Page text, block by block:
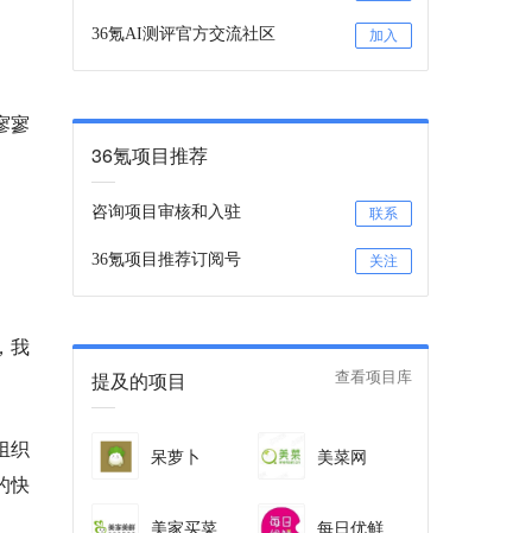
寥
我
织
快
36氪AI测评官方交流社区 加入
36氪项目推荐
咨询项目审核和入驻 联系
36氪项目推荐订阅号 关注
提及的项目 查看项目库
呆萝卜 美菜网
美家买菜 每日优鲜